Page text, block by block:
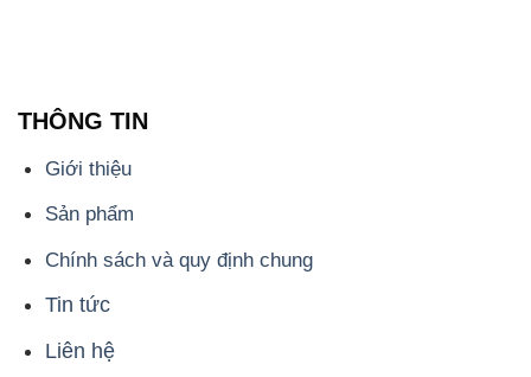
THÔNG TIN
Giới thiệu
Sản phẩm
Chính sách và quy định chung
Tin tức
Liên hệ